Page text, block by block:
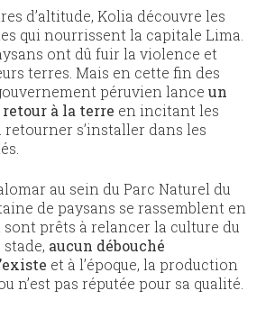
d’altitude, Kolia découvre les
qui nourrissent la capitale Lima.
ont dû fuir la violence et
terres. Mais en cette fin des
péruvien lance un
à la terre en incitant les
retourner s’installer dans les
au sein du Parc Naturel du
de paysans se rassemblent en
prêts à relancer la culture du
stade, aucun débouché
et à l’époque, la production
n’est pas réputée pour sa qualité.